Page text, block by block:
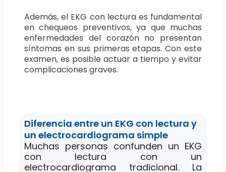
Además, el EKG con lectura es fundamental
en chequeos preventivos, ya que muchas
enfermedades del corazón no presentan
síntomas en sus primeras etapas. Con este
examen, es posible actuar a tiempo y evitar
complicaciones graves.
Diferencia entre un EKG con lectura y
un electrocardiograma simple
Muchas personas confunden un EKG
con lectura con un
electrocardiograma tradicional. La